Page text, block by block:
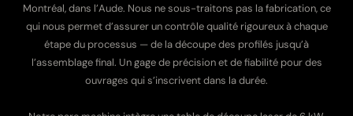
Montréal, dans l’Aude. Nous ne sous-traitons pas la fabrication, ce
qui nous permet d’assurer un contrôle qualité rigoureux à chaque
étape du processus — de la découpe des profilés jusqu’à
l’assemblage final. Un gage de précision et de fiabilité pour des
ouvrages qui s’inscrivent dans la durée.